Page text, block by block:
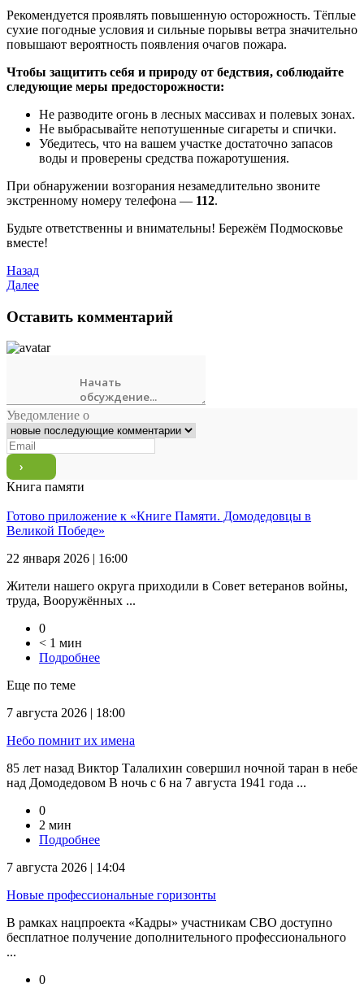
Рекомендуется проявлять повышенную осторожность. Тёплые
сухие погодные условия и сильные порывы ветра значительно
повышают вероятность появления очагов пожара.
Чтобы защитить себя и природу от бедствия, соблюдайте
следующие меры предосторожности:
Не разводите огонь в лесных массивах и полевых зонах.
Не выбрасывайте непотушенные сигареты и спички.
Убедитесь, что на вашем участке достаточно запасов
воды и проверены средства пожаротушения.
При обнаружении возгорания незамедлительно звоните
экстренному номеру телефона — 112.
Будьте ответственны и внимательны! Бережём Подмосковье
вместе!
Назад
Далее
Оставить комментарий
Уведомление о
Книга памяти
Готово приложение к «Книге Памяти. Домодедовцы в
Великой Победе»
22 января 2026 | 16:00
Жители нашего округа приходили в Совет ветеранов войны,
труда, Вооружённых ...
0
< 1 мин
Подробнее
Еще по теме
7 августа 2026 | 18:00
Небо помнит их имена
85 лет назад Виктор Талалихин совершил ночной таран в небе
над Домодедовом В ночь с 6 на 7 августа 1941 года ...
0
2 мин
Подробнее
7 августа 2026 | 14:04
Новые профессиональные горизонты
В рамках нацпроекта «Кадры» участникам СВО доступно
бесплатное получение дополнительного профессионального
...
0